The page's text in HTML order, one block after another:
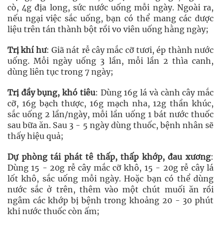
cò, 4g địa long, sức nước uống mỗi ngày. Ngoài ra,
nếu ngại việc sắc uống, bạn có thể mang các dược
liệu trên tán thành bột rồi vo viên uống hằng ngày;
Trị khí hư: Giã nát rễ cây mắc cỡ tươi, ép thành nước
uống. Mỗi ngày uống 3 lần, mỗi lần 2 thìa canh,
dùng liên tục trong 7 ngày;
Trị đầy bụng, khó tiêu: Dùng 16g lá và cành cây mắc
cỡ, 16g bạch thược, 16g mạch nha, 12g thần khúc,
sắc uống 2 lần/ngày, mỗi lần uống 1 bát nước thuốc
sau bữa ăn. Sau 3 - 5 ngày dùng thuốc, bệnh nhân sẽ
thấy hiệu quả;
Dự phòng tái phát tê thấp, thấp khớp, đau xương:
Dùng 15 - 20g rễ cây mắc cỡ khô, 15 - 20g rễ cây lá
lốt khô, sắc uống mỗi ngày. Hoặc bạn có thể dùng
nước sắc ở trên, thêm vào một chút muối ăn rồi
ngâm các khớp bị bệnh trong khoảng 20 - 30 phút
khi nước thuốc còn ấm;